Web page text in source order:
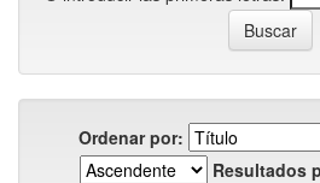
Ordenar por:
Resultados